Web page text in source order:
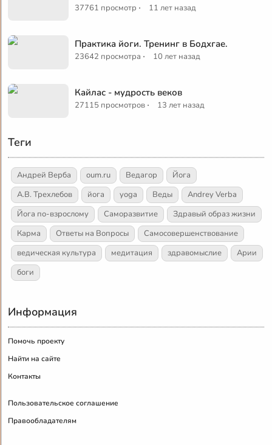
37761 просмотр · 11 лет назад
Практика йоги. Тренинг в Бодхгае.
23642 просмотра · 10 лет назад
Кайлас - мудрость веков
27115 просмотров · 13 лет назад
Теги
Андрей Верба oum.ru Ведагор
Йога
А.В. Трехлебов
йога yoga Веды
Andrey Verba
Йога по-взрослому
Саморазвитие
Здравый образ жизни
Карма
Ответы на Вопросы
Самосовершенствование
ведическая культура
медитация здравомыслие
Арии
боги
Информация
Помочь проекту
Найти на сайте
Контакты
Пользовательское соглашение
Правообладателям